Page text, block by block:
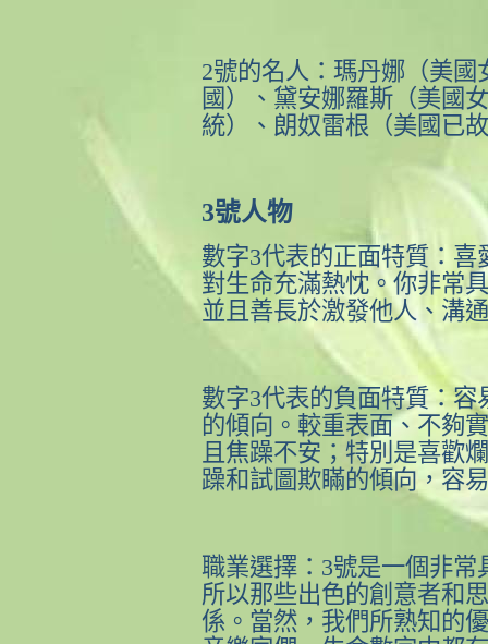
2號的名人：瑪丹娜（美
國）、黛安娜羅斯（美國
統）、朗奴雷根（美國已
3號人物
數字3代表的正面特質：喜
對生命充滿熱忱。你非常
並且善長於激發他人、溝
數字3代表的負面特質：容
的傾向。較重表面、不夠
且焦躁不安；特別是喜歡
躁和試圖欺瞞的傾向，容
職業選擇： 3號是一個非常
所以那些出色的創意者和
係。當然，我們所熟知的